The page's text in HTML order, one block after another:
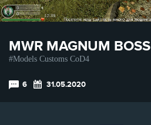
MWR MAGNUM BOSS
Models Customs CoD4
6 31.05.2020